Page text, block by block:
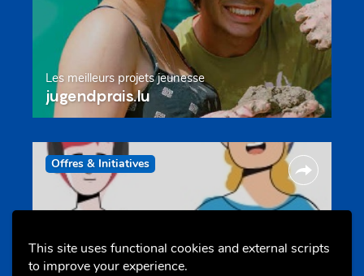
This site uses functional cookies and external scripts
to improve your experience.
Les meilleurs projets jeunesse
jugendprais.lu
Offres & Initiatives